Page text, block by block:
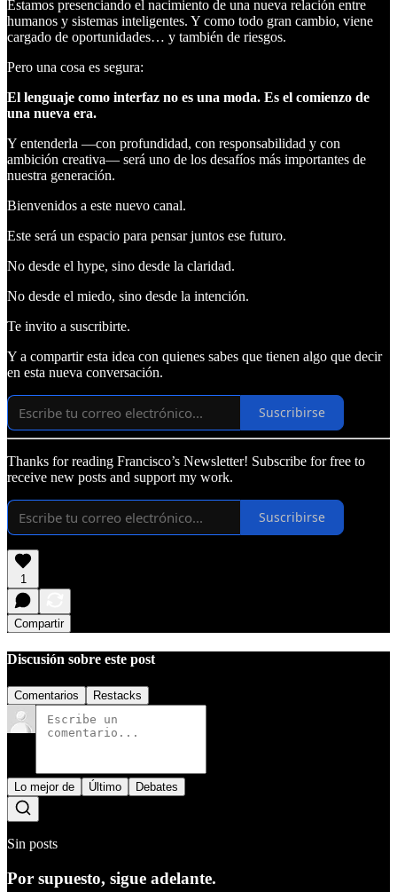
Estamos presenciando el nacimiento de una nueva relación entre
humanos y sistemas inteligentes. Y como todo gran cambio, viene
cargado de oportunidades… y también de riesgos.
Pero una cosa es segura:
El lenguaje como interfaz no es una moda. Es el comienzo de
una nueva era.
Y entenderla —con profundidad, con responsabilidad y con
ambición creativa— será uno de los desafíos más importantes de
nuestra generación.
Bienvenidos a este nuevo canal.
Este será un espacio para pensar juntos ese futuro.
No desde el hype, sino desde la claridad.
No desde el miedo, sino desde la intención.
Te invito a suscribirte.
Y a compartir esta idea con quienes sabes que tienen algo que decir
en esta nueva conversación.
Suscribirse
Thanks for reading Francisco’s Newsletter! Subscribe for free to
receive new posts and support my work.
Suscribirse
1
Compartir
Discusión sobre este post
Comentarios Restacks
Lo mejor de Último Debates
Sin posts
Por supuesto, sigue adelante.